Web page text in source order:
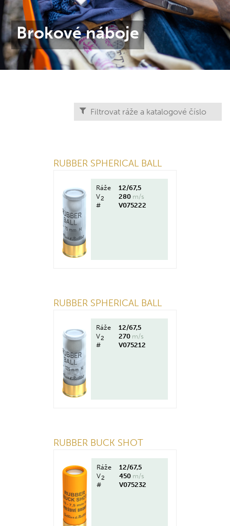
Brokové náboje
RUBBER SPHERICAL BALL
Ráže
12/67,5
V2 280 m/s
#
V075222
RUBBER SPHERICAL BALL
Ráže
12/67,5
V2 270 m/s
#
V075212
RUBBER BUCK SHOT
Ráže
12/67,5
V2 450 m/s
#
V075232